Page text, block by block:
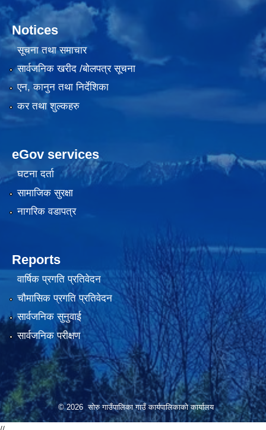
Notices
सूचना तथा समाचार
सार्वजनिक खरीद /बोलपत्र सूचना
एन, कानुन तथा निर्देशिका
कर तथा शुल्कहरु
eGov services
घटना दर्ता
सामाजिक सुरक्षा
नागरिक वडापत्र
Reports
वार्षिक प्रगति प्रतिवेदन
चौमासिक प्रगति प्रतिवेदन
सार्वजनिक सुनुवाई
सार्वजनिक परीक्षण
© 2026 सोरु गाउँपालिका गाउँ कार्यपालिकाको कार्यालय